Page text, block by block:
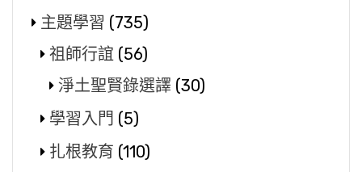
主題學習 (735)
祖師行誼 (56)
淨土聖賢錄選譯 (30)
學習入門 (5)
扎根教育 (110)